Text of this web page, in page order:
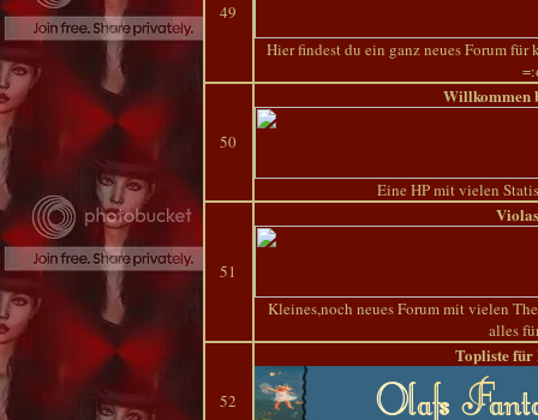
49
Hier findest du ein ganz neues Forum für
50
Willkommen
Eine HP mit vielen
51
Kleines,noch neues Forum mit vielen
alles
52
Topliste für